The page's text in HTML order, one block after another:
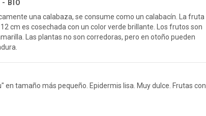
BIO
una calabaza, se consume como un calabacín. La fruta
cm es cosechada con un color verde brillante. Los frutos son
Las plantas no son corredoras, pero en otoño pueden
en tamaño más pequeño. Epidermis lisa. Muy dulce. Frutas con